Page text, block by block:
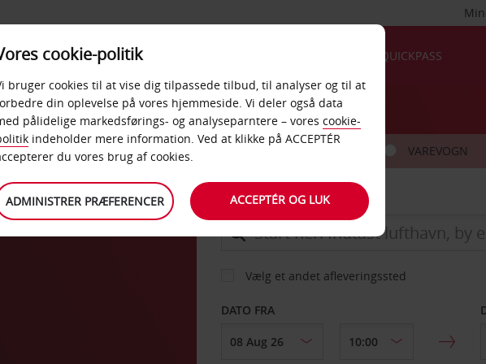
PRODUKTER &
KONTORER
QUICKPASS
BIL VAREVOGN
AFHENT FRA
Vælg et andet afleveringssted
DATO FRA
cookie-politik
bruger cookies til at vise dig tilpassede tilbud, til analyser og til at
din oplevelse på vores hjemmeside. Vi deler også data
pålidelige markedsførings- og analyseparntere – vores cookie-
indeholder mere information. Ved at klikke på ACCEPTÉR
du vores brug af cookies.
ADMINISTRER PRÆFERENCER ACCEPTÉR OG LUK